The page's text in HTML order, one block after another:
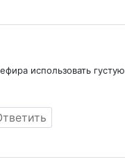
использовать густую